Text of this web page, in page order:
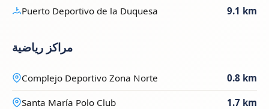
Puerto Deportivo de la Duquesa 9.1 km
مراكز رياضية
Complejo Deportivo Zona Norte 0.8 km
Santa María Polo Club 1.7 km